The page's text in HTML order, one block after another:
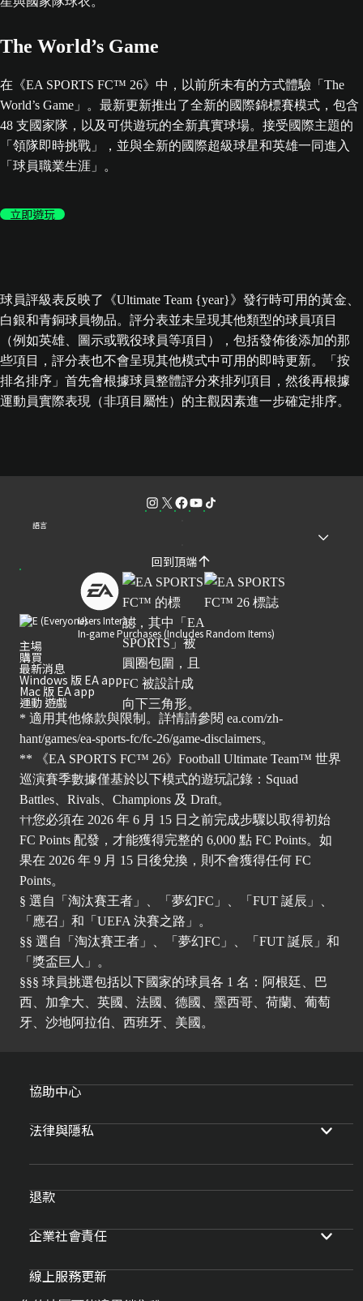
The World’s Game
在《EA SPORTS FC™ 26》中，以前所未有的方式體驗「The
World’s Game」。最新更新推出了全新的國際錦標賽模式，包含
48 支國家隊，以及可供遊玩的全新真實球場。接受國際主題的
「領隊即時挑戰」，並與全新的國際超級球星和英雄一同進入
「球員職業生涯」。
立即遊玩
球員評級表反映了《Ultimate Team {year}》發行時可用的黃金、
白銀和青銅球員物品。評分表並未呈現其他類型的球員項目
（例如英雄、圖示或戰役球員等項目），包括發佈後添加的那
些項目，評分表也不會呈現其他模式中可用的即時更新。「按
排名排序」首先會根據球員整體評分來排列項目，然後再根據
運動員實際表現（非項目屬性）的主觀因素進一步確定排序。
語言
回到頂端
Users Interact
In-game Purchases (Includes Random Items)
主場
購買
最新消息
Windows 版 EA app
Mac 版 EA app
運動 遊戲
* 適用其他條款與限制。詳情請參閱 ea.com/zh-
hant/games/ea-sports-fc/fc-26/game-disclaimers。
** 《EA SPORTS FC™ 26》Football Ultimate Team™ 世界
巡演賽季數據僅基於以下模式的遊玩記錄：Squad
Battles、Rivals、Champions 及 Draft。
††您必須在 2026 年 6 月 15 日之前完成步驟以取得初始
FC Points 配發，才能獲得完整的 6,000 點 FC Points。如
果在 2026 年 9 月 15 日後兌換，則不會獲得任何 FC
Points。
§ 選自「淘汰賽王者」、「夢幻FC」、「FUT 誕辰」、
「應召」和「UEFA 決賽之路」。
§§ 選自「淘汰賽王者」、「夢幻FC」、「FUT 誕辰」和
「獎盃巨人」。
§§§ 球員挑選包括以下國家的球員各 1 名：阿根廷、巴
西、加拿大、英國、法國、德國、墨西哥、荷蘭、葡萄
牙、沙地阿拉伯、西班牙、美國。
協助中心
法律與隱私
退款
企業社會責任
線上服務更新